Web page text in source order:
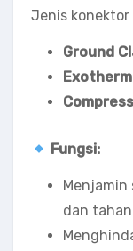
Jenis
Ground
Fungsi:
dan